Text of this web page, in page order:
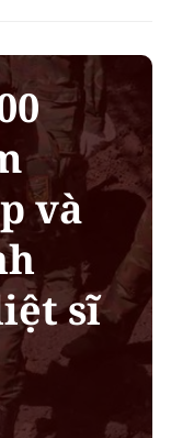
và
sĩ